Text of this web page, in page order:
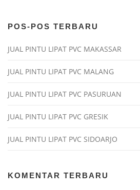
POS-POS TERBARU
JUAL PINTU LIPAT PVC MAKASSAR
JUAL PINTU LIPAT PVC MALANG
JUAL PINTU LIPAT PVC PASURUAN
JUAL PINTU LIPAT PVC GRESIK
JUAL PINTU LIPAT PVC SIDOARJO
KOMENTAR TERBARU